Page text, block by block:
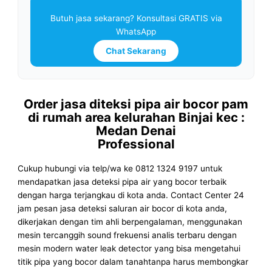
Butuh jasa sekarang? Konsultasi GRATIS via
WhatsApp
Chat Sekarang
Order jasa diteksi pipa air bocor pam
di rumah area kelurahan Binjai kec :
Medan Denai
Professional
Cukup hubungi via telp/wa ke 0812 1324 9197 untuk
mendapatkan jasa deteksi pipa air yang bocor terbaik
dengan harga terjangkau di kota anda. Contact Center 24
jam pesan jasa deteksi saluran air bocor di kota anda,
dikerjakan dengan tim ahli berpengalaman, menggunakan
mesin tercanggih sound frekuensi analis terbaru dengan
mesin modern water leak detector yang bisa mengetahui
titik pipa yang bocor dalam tanahtanpa harus membongkar